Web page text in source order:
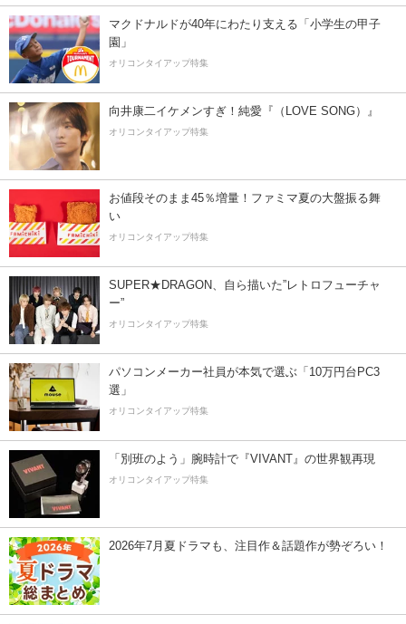
マクドナルドが40年にわたり支える「小学生の甲子
園」
オリコンタイアップ特集
向井康二イケメンすぎ！純愛『（LOVE SONG）』
オリコンタイアップ特集
お値段そのまま45％増量！ファミマ夏の大盤振る舞
い
オリコンタイアップ特集
SUPER★DRAGON、自ら描いた”レトロフューチャ
ー”
オリコンタイアップ特集
パソコンメーカー社員が本気で選ぶ「10万円台PC3
選」
オリコンタイアップ特集
「別班のよう」腕時計で『VIVANT』の世界観再現
オリコンタイアップ特集
2026年7月夏ドラマも、注目作＆話題作が勢ぞろい！